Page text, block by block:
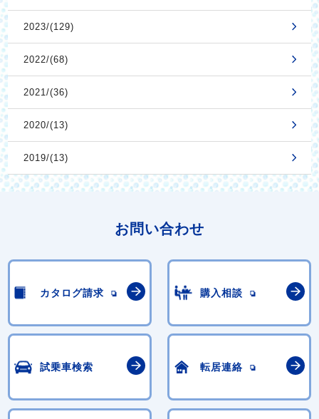
2023/(129)
2022/(68)
2021/(36)
2020/(13)
2019/(13)
お問い合わせ
カタログ請求 購入相談
試乗車検索 転居連絡